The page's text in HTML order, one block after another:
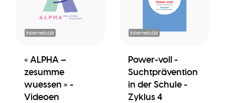
Internetsäit
« ALPHA –
zesumme
wuessen » -
Videoen
Internetsäit
Power-voll -
Suchtprävention
in der Schule -
Zyklus 4